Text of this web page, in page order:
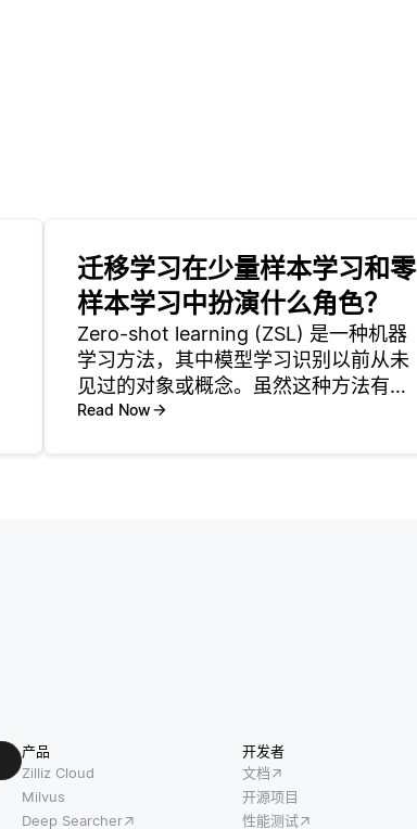
迁移学习在少量样本学习和零
样本学习中扮演什么角色？
Zero-shot learning (ZSL) 是一种机器
学习方法，其中模型学习识别以前从未
见过的对象或概念。虽然这种方法有利
于减少对标记数据的需求，但它也带来
Read Now
产品
Zilliz Cloud
Milvus
Deep Searcher
开发者
文档
开源项目
性能测试